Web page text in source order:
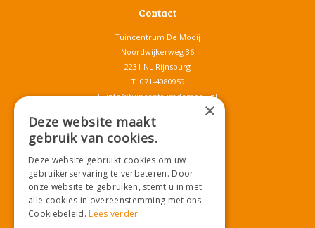
Contact
Tuincentrum De Mooij
Noordwijkerweg 36
2231 NL Rijnsburg
T. 071-4080959
E.info@tuincentrumdemooij.nl
Download onze App!
×
Deze website maakt
gebruik van cookies.
Deze website gebruikt cookies om uw
gebruikerservaring te verbeteren. Door
onze website te gebruiken, stemt u in met
alle cookies in overeenstemming met ons
Cookiebeleid.Lees verder